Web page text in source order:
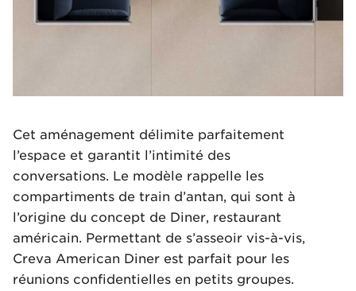
Cet aménagement délimite parfaitement
l’espace et garantit l’intimité des
conversations. Le modèle rappelle les
compartiments de train d’antan, qui sont à
l’origine du concept de Diner, restaurant
américain. Permettant de s’asseoir vis-à-vis,
Creva American Diner est parfait pour les
réunions confidentielles en petits groupes.